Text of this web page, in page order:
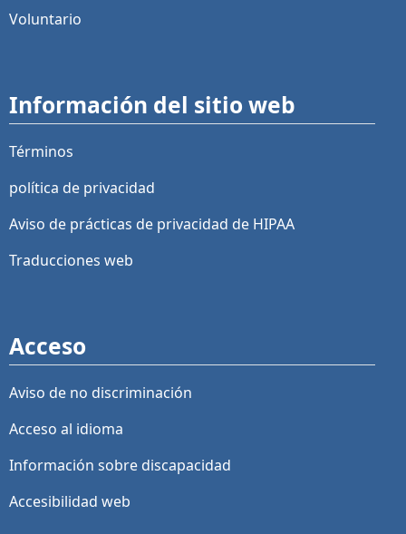
Voluntario
Información del sitio web
Términos
política de privacidad
Aviso de prácticas de privacidad de HIPAA
Traducciones web
Acceso
Aviso de no discriminación
Acceso al idioma
Información sobre discapacidad
Accesibilidad web